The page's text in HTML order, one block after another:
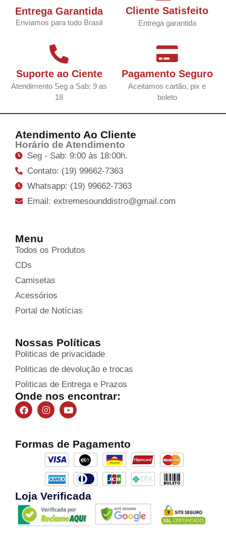
Entrega Garantida
Enviamos para todo Brasil
Cliente Satisfeito
Entrega garantida
Suporte ao Ciente
Atendimento Seg a Sab: 9 as
18
Pagamento Seguro
Aceitamos cartão, pix e
boleto
Atendimento Ao Cliente
Horário de Atendimento
Seg - Sab: 9:00 às 18:00h.
Contato: (19) 99662-7363
Whatsapp: (19) 99662-7363
Email: extremesounddistro@gmail.com
Menu
Todos os Produtos
CDs
Camisetas
Acessórios
Portal de Notícias
Nossas Políticas
Politicas de privacidade
Politicas de devolução e trocas
Politicas de Entrega e Prazos
Onde nos encontrar:
Formas de Pagamento
Loja Verificada